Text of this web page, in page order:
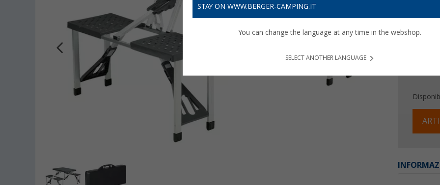
STAY ON WWW.BERGER-CAMPING.IT
You can change the language at any time in the webshop.
SELECT ANOTHER LANGUAGE